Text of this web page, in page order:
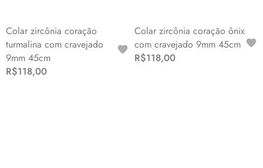
Colar zircônia coração
turmalina com cravejado
9mm 45cm
R$118,00
Colar zircônia coração ônix
com cravejado 9mm 45cm
R$118,00